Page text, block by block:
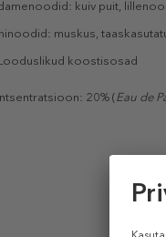
kuiv puit,
muskus,
koostisosad
20% (Eau de